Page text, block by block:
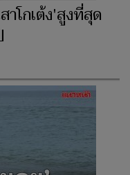
โกเต้ง'สูงที่สุด